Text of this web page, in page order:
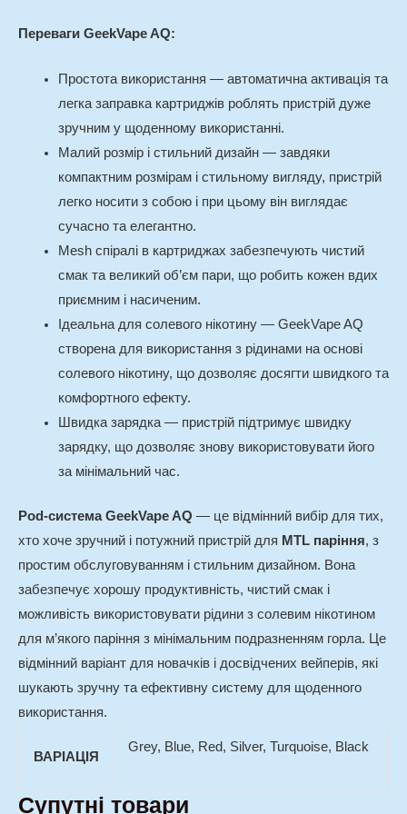
Переваги GeekVape AQ:
Простота використання — автоматична активація та
легка заправка картриджів роблять пристрій дуже
зручним у щоденному використанні.
Малий розмір і стильний дизайн — завдяки
компактним розмірам і стильному вигляду, пристрій
легко носити з собою і при цьому він виглядає
сучасно та елегантно.
Mesh спіралі в картриджах забезпечують чистий
смак та великий об’єм пари, що робить кожен вдих
приємним і насиченим.
Ідеальна для солевого нікотину — GeekVape AQ
створена для використання з рідинами на основі
солевого нікотину, що дозволяє досягти швидкого та
комфортного ефекту.
Швидка зарядка — пристрій підтримує швидку
зарядку, що дозволяє знову використовувати його
за мінімальний час.
Pod-система GeekVape AQ — це відмінний вибір для тих,
хто хоче зручний і потужний пристрій для MTL паріння, з
простим обслуговуванням і стильним дизайном. Вона
забезпечує хорошу продуктивність, чистий смак і
можливість використовувати рідини з солевим нікотином
для м’якого паріння з мінімальним подразненням горла. Це
відмінний варіант для новачків і досвідчених вейперів, які
шукають зручну та ефективну систему для щоденного
використання.
ВАРІАЦІЯ
Grey, Blue, Red, Silver, Turquoise, Black
Супутні товари